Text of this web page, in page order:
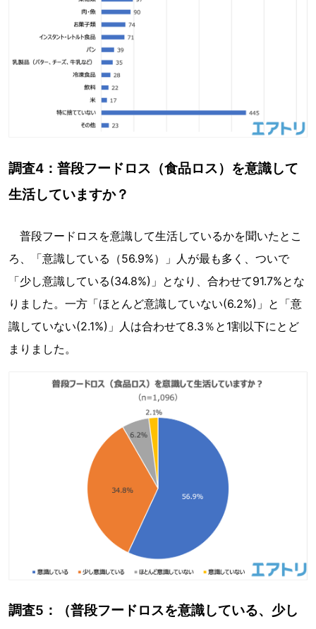
調査4：普段フードロス（食品ロス）を意識して
生活していますか？
普段フードロスを意識して生活しているかを聞いたとこ
ろ、「意識している（56.9%）」人が最も多く、ついで
「少し意識している(34.8%)」となり、合わせて91.7%とな
りました。一方「ほとんど意識していない(6.2%)」と「意
識していない(2.1%)」人は合わせて8.3％と1割以下にとど
まりました。
調査5：（普段フードロスを意識している、少し